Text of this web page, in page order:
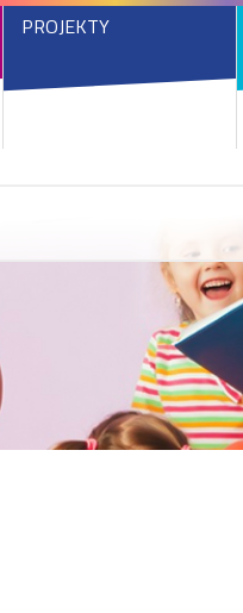
PROJEKTY